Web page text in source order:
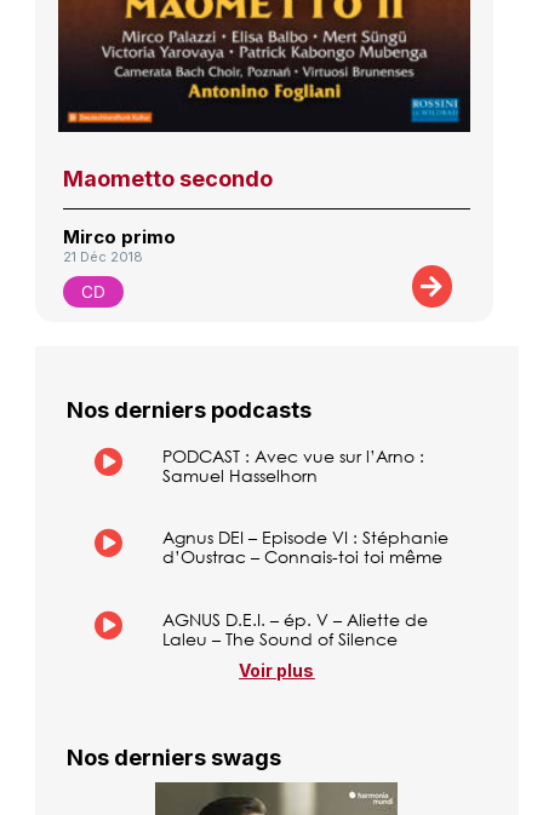
Maometto secondo
Mirco primo
21 Déc 2018
CD
Nos derniers podcasts
PODCAST : Avec vue sur l’Arno :
Samuel Hasselhorn
Agnus DEI – Episode VI : Stéphanie
d’Oustrac – Connais-toi toi même
AGNUS D.E.I. – ép. V – Aliette de
Laleu – The Sound of Silence
Voir plus
Nos derniers swags